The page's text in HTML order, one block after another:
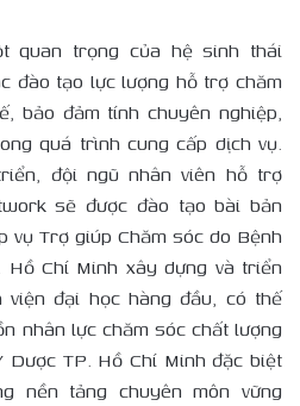
quan trọng của hệ sinh thái
đào tạo lực lượng hỗ trợ chăm
bảo đảm tính chuyên nghiệp,
quá trình cung cấp dịch vụ.
đội ngũ nhân viên hỗ trợ
sẽ được đào tạo bài bản
vụ Trợ giúp Chăm sóc do Bệnh
Chí Minh xây dựng và triển
đại học hàng đầu, có thế
nhân lực chăm sóc chất lượng
TP. Hồ Chí Minh đặc biệt
nền tảng chuyên môn vững